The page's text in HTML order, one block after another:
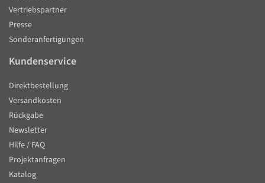
Vertriebspartner
Presse
Sonderanfertigungen
Kundenservice
Direktbestellung
Versandkosten
Rückgabe
Newsletter
Hilfe / FAQ
Projektanfragen
Katalog